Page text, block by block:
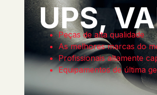
UPS,
Peças de alta qualidade
As melhores marcas do
Profissionais altamente
Equipamentos de última